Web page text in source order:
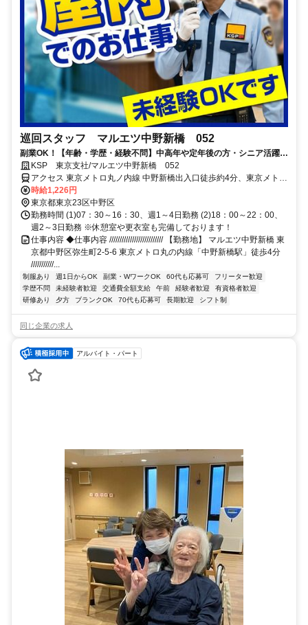
巡回スタッフ マルエツ中野新橋 052
副業OK！【年齢・学歴・経験不問】中高年や定年後の方・シニア活躍
中！直行直帰OK！
KSP 東京支社/マルエツ中野新橋 052
アクセス 東京メトロ丸ノ内線 中野新橋出入口徒歩約4分、東京メトロ
丸ノ内線 中野富士見町1番口徒歩約11分、都営大江戸線 西新宿五丁
目A1口徒歩約12分 東京メトロ丸の内線「中野新橋駅」徒歩4分
時給1,226円
東京都東京23区中野区
勤務時間 (1)07：30～16：30、週1～4日勤務 (2)18：00～22：00、
週2～3日勤務 ※休憩室や更衣室も完備しております！
仕事内容 ◆仕事内容 ////////////////////////// 【勤務地】 マルエツ中野新橋 東
京都中野区弥生町2-5-6 東京メトロ丸の内線「中野新橋駅」徒歩4分
///////////...
制服あり 週1日からOK 副業・WワークOK 60代も応募可
フリーター歓迎
学歴不問
未経験者歓迎 交通費全額支給 午前 経験者歓迎
有資格者歓迎
研修あり
夕方 ブランクOK 70代も応募可 長期歓迎 シフト制
同じ企業の求人
アルバイト・パート